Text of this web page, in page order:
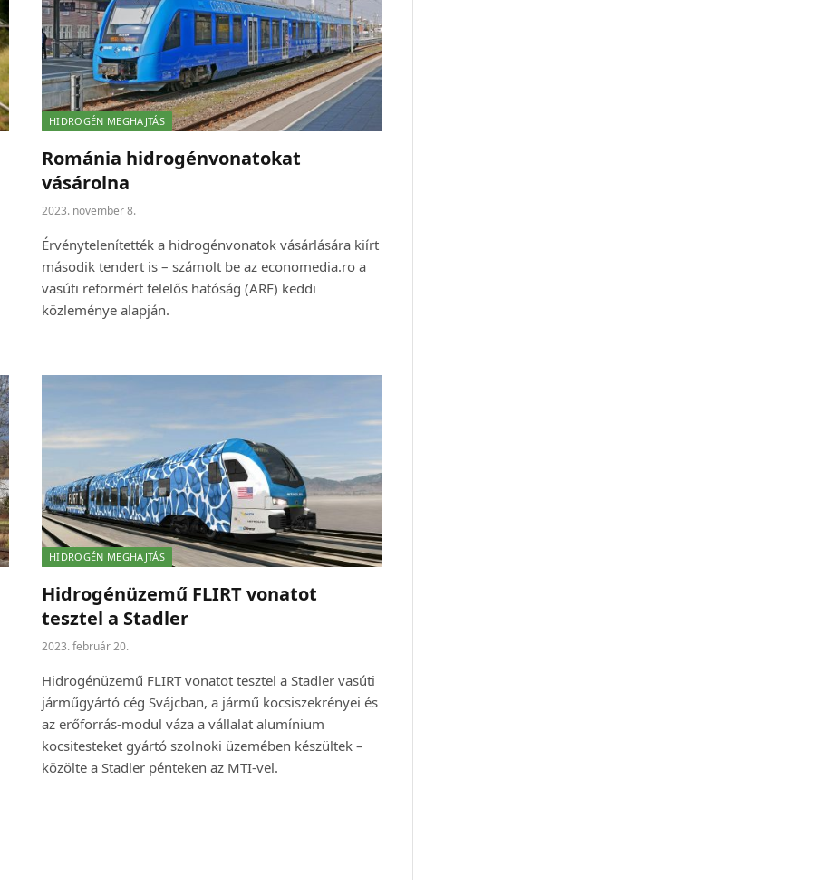
HIDROGÉN MEGHAJTÁS
Románia hidrogénvonatokat
vásárolna
2023. november 8.
Érvénytelenítették a hidrogénvonatok vásárlására kiírt
második tendert is – számolt be az economedia.ro a
vasúti reformért felelős hatóság (ARF) keddi
közleménye alapján.
HIDROGÉN MEGHAJTÁS
Hidrogénüzemű FLIRT vonatot
tesztel a Stadler
2023. február 20.
Hidrogénüzemű FLIRT vonatot tesztel a Stadler vasúti
járműgyártó cég Svájcban, a jármű kocsiszekrényei és
az erőforrás-modul váza a vállalat alumínium
kocsitesteket gyártó szolnoki üzemében készültek –
közölte a Stadler pénteken az MTI-vel.